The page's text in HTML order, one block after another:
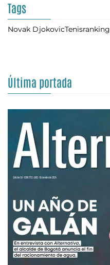
Tags
Novak DjokovicTenisranking
Última portada